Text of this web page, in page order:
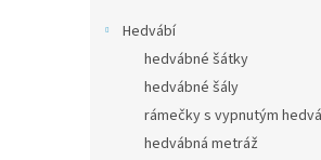
Hedvábí
hedvábné šátky
hedvábné šály
rámečky s vypnutým
hedvábná metráž